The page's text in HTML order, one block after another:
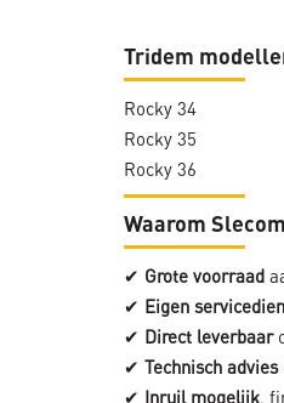
Tridem
Rocky 34
Rocky 35
Rocky 36
Waarom
✔ Grote voorraad
✔ Eigen
✔ Direct leverbaar
✔ Technisch
✔ Inruil mogelijk,